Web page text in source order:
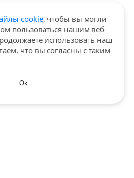
cookie, чтобы вы могли
пользоваться нашим веб-
использовать наш
что вы согласны с таким
Ок